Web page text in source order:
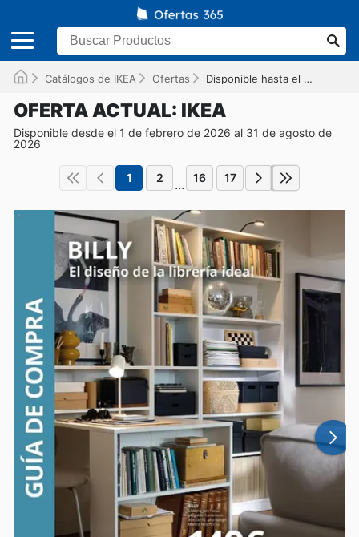
Catálogos de IKEA Ofertas Disponible hasta el 31/08/2026
OFERTA ACTUAL: IKEA
Disponible desde el 1 de febrero de 2026 al 31 de agosto de
2026
1 2 ... 16 17